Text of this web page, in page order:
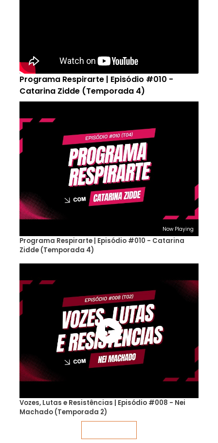
Programa Respirarte | Episódio #010 -
Catarina Zidde (Temporada 4)
Now Playing
Programa Respirarte | Episódio #010 - Catarina
Zidde (Temporada 4)
Vozes, Lutas e Resistências | Episódio #008 - Nei
Machado (Temporada 2)